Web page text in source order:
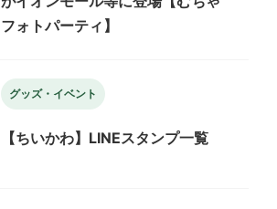
フォトパーティ】
グッズ・イベント
【ちいかわ】LINEスタンプ一覧